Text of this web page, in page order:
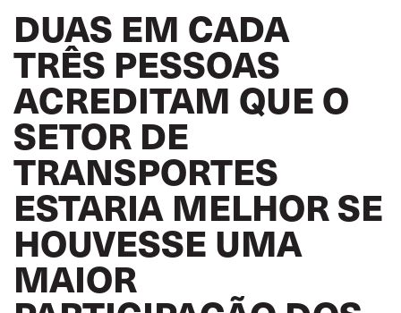
DUAS EM CADA
TRÊS PESSOAS
ACREDITAM QUE O
SETOR DE
TRANSPORTES
ESTARIA MELHOR SE
HOUVESSE UMA
MAIOR